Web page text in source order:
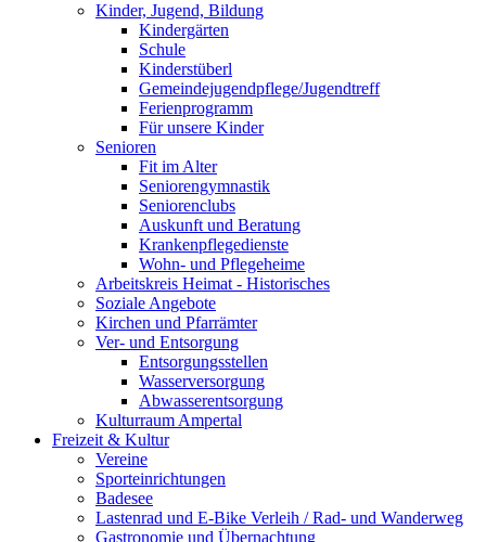
Kinder, Jugend, Bildung
Kindergärten
Schule
Kinderstüberl
Gemeindejugendpflege/Jugendtreff
Ferienprogramm
Für unsere Kinder
Senioren
Fit im Alter
Seniorengymnastik
Seniorenclubs
Auskunft und Beratung
Krankenpflegedienste
Wohn- und Pflegeheime
Arbeitskreis Heimat - Historisches
Soziale Angebote
Kirchen und Pfarrämter
Ver- und Entsorgung
Entsorgungsstellen
Wasserversorgung
Abwasserentsorgung
Kulturraum Ampertal
Freizeit & Kultur
Vereine
Sporteinrichtungen
Badesee
Lastenrad und E-Bike Verleih / Rad- und Wanderweg
Gastronomie und Übernachtung